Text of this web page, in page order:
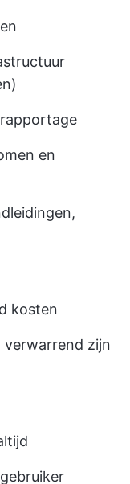
en
kosten
verwarrend zijn